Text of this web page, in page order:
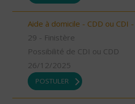
Aide à domicile - CDD ou CDI
29 - Finistère
Possibilité de CDI ou CDD
26/12/2025
POSTULER